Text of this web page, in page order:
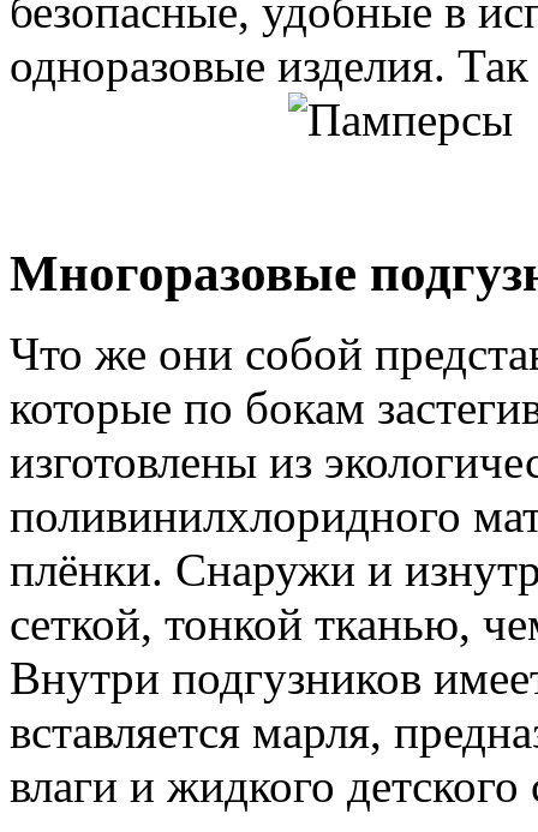
безопасные, удобные в
одноразовые изделия.
Многоразовые
Что же они собой
которые по бокам
изготовлены из
поливинилхлоридного
плёнки. Снаружи и
сеткой, тонкой тканью,
Внутри подгузников
вставляется марля,
влаги и жидкого детского